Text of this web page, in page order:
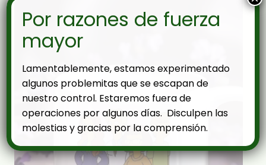
Por razones de fuerza
mayor
Lamentablemente, estamos experimentado
algunos problemitas que se escapan de
nuestro control. Estaremos fuera de
operaciones por algunos días. Disculpen las
molestias y gracias por la comprensión.